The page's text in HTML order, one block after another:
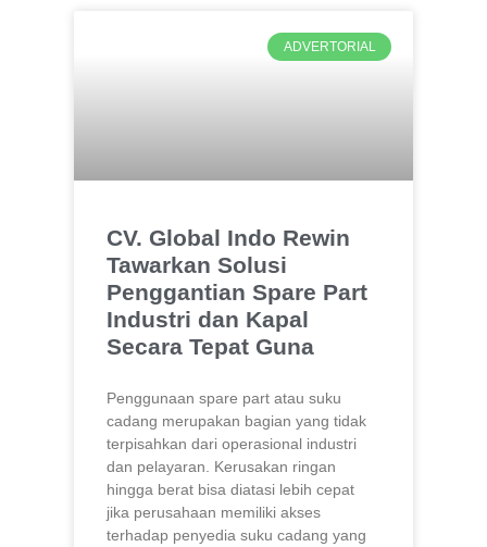
ADVERTORIAL
CV. Global Indo Rewin
Tawarkan Solusi
Penggantian Spare Part
Industri dan Kapal
Secara Tepat Guna
Penggunaan spare part atau suku
cadang merupakan bagian yang tidak
terpisahkan dari operasional industri
dan pelayaran. Kerusakan ringan
hingga berat bisa diatasi lebih cepat
jika perusahaan memiliki akses
terhadap penyedia suku cadang yang